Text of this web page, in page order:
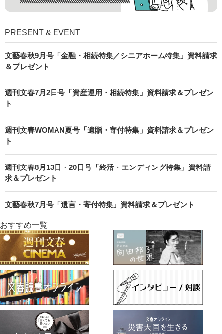
PRESENT & EVENT
文藝春秋9月号「金融・相続特集／シニアホーム特集」資料請求
＆プレゼント
週刊文春7月2日号「資産運用・相続特集」資料請求＆プレゼン
ト
週刊文春WOMAN夏号「遺贈・寄付特集」資料請求＆プレゼン
ト
週刊文春8月13日・20日号「終活・エンディング特集」資料請
求＆プレゼント
文藝春秋7月号「遺言・寄付特集」資料請求＆プレゼント
おすすめ一覧